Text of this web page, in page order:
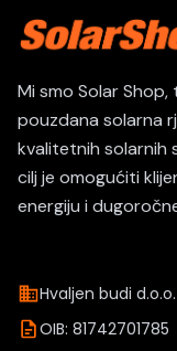
Mi smo Solar
pouzdana solarna
kvalitetnih solarnih
cilj je omogućiti
energiju i
Hvaljen budi d.o.o.
OIB: 81742701785